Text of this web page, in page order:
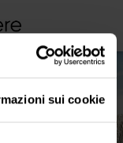
sui cookie
en it